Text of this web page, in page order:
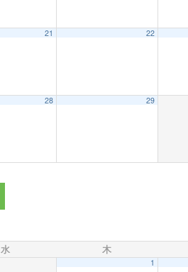
21 22
28 29
水 木
1